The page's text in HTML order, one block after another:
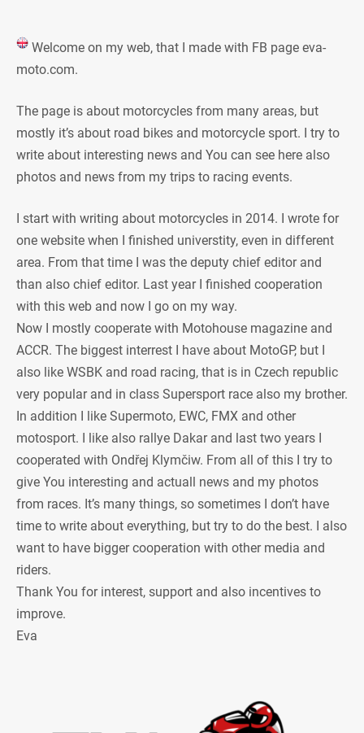
Welcome on my web, that I made with FB page eva-
moto.com.
The page is about motorcycles from many areas, but
mostly it’s about road bikes and motorcycle sport. I try to
write about interesting news and You can see here also
photos and news from my trips to racing events.
I start with writing about motorcycles in 2014. I wrote for
one website when I finished universtity, even in different
area. From that time I was the deputy chief editor and
than also chief editor. Last year I finished cooperation
with this web and now I go on my way.
Now I mostly cooperate with Motohouse magazine and
ACCR. The biggest interrest I have about MotoGP, but I
also like WSBK and road racing, that is in Czech republic
very popular and in class Supersport race also my brother.
In addition I like Supermoto, EWC, FMX and other
motosport. I like also rallye Dakar and last two years I
cooperated with Ondřej Klymčiw. From all of this I try to
give You interesting and actuall news and my photos
from races. It’s many things, so sometimes I don’t have
time to write about everything, but try to do the best. I also
want to have bigger cooperation with other media and
riders.
Thank You for interest, support and also incentives to
improve.
Eva